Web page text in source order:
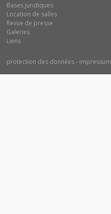
Bases juridiques
Location de salles
Revue de presse
Galeries
Liens
protection des données impressum